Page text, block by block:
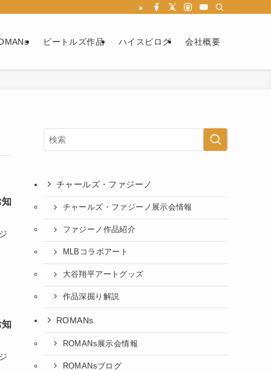
ビートルズ作品 ハイスピログ 会社概要
知
知
チャールズ・ファジーノ
チャールズ・ファジーノ展示会情報
ファジーノ作品紹介
MLBコラボアート
大谷翔平アートグッズ
作品深掘り解説
ROMANs
ROMANs展示会情報
ROMANsブログ